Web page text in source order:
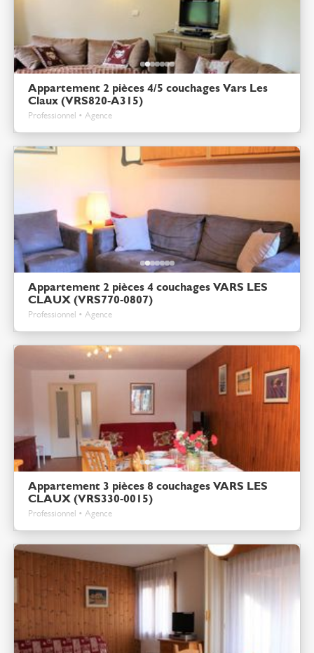
Appartement 2 pièces 4/5 couchages Vars Les
Claux (VRS820-A315)
Professionnel • Agence
Appartement 2 pièces 4 couchages VARS LES
CLAUX (VRS770-0807)
Professionnel • Agence
Appartement 3 pièces 8 couchages VARS LES
CLAUX (VRS330-0015)
Professionnel • Agence